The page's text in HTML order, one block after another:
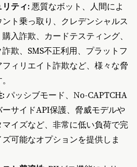
ティ:悪質なボット、人間によ
ト乗っ取り、クレデンシャルス
入詐欺、カードテスティング、
欺、SMS不正利用、プラットフ
ィリエイト詐欺など、様々な脅
:パッシブモード、No-CAPTCHA
サイドAPI保護、脅威モデルや
イズなど、非常に低い負荷で完
可能なオプションを提供しま